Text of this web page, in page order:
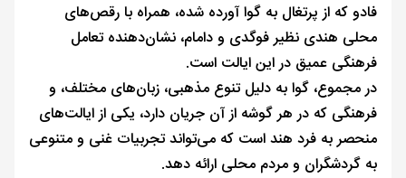
فادو که از پرتغال به گوا آورده شده، همراه با رقص‌های
محلی هندی نظیر فوگدی و دامام، نشان‌دهنده تعامل
فرهنگی عمیق در این ایالت است.
در مجموع، گوا به دلیل تنوع مذهبی، زبان‌های مختلف، و
فرهنگی که در هر گوشه از آن جریان دارد، یکی از ایالت‌های
منحصر به فرد هند است که می‌تواند تجربیات غنی و متنوعی
به گردشگران و مردم محلی ارائه دهد.